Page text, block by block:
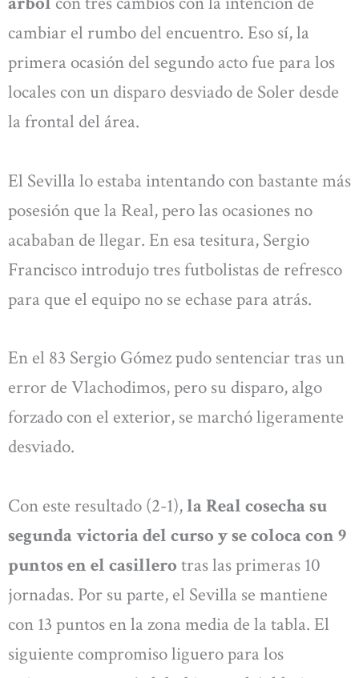
cambiar el rumbo del encuentro. Eso sí, la
primera ocasión del segundo acto fue para los
locales con un disparo desviado de Soler desde
la frontal del área.
El Sevilla lo estaba intentando con bastante más
posesión que la Real, pero las ocasiones no
acababan de llegar. En esa tesitura, Sergio
Francisco introdujo tres futbolistas de refresco
para que el equipo no se echase para atrás.
En el 83 Sergio Gómez pudo sentenciar tras un
error de Vlachodimos, pero su disparo, algo
forzado con el exterior, se marchó ligeramente
desviado.
Con este resultado (2-1),la Real cosecha su
segunda victoria del curso y se coloca con 9
puntos en el casillero tras las primeras 10
jornadas. Por su parte, el Sevilla se mantiene
con 13 puntos en la zona media de la tabla. El
siguiente compromiso liguero para los